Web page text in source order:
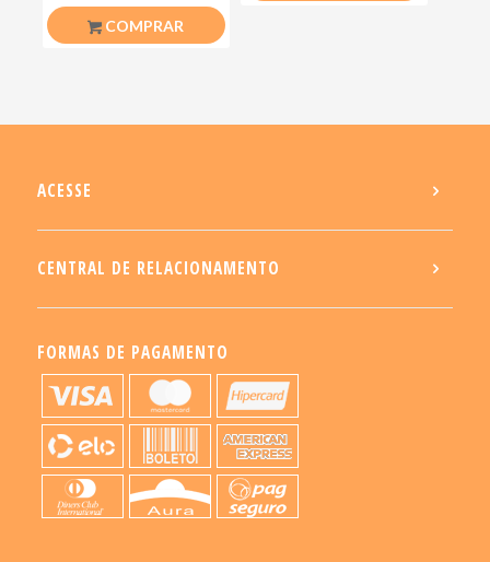
COMPRAR
ACESSE
CENTRAL DE RELACIONAMENTO
FORMAS DE PAGAMENTO